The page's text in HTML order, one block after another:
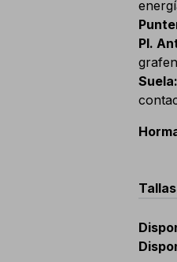
Pl.
Suela:
Tallas